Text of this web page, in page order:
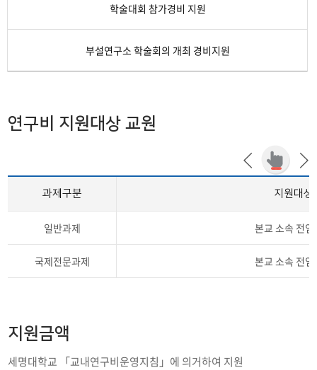
학술대회 참가경비 지원
부설연구소 학술회의 개최 경비지원
연구비 지원대상 교원
과제구분 지원대상
일반과제 본교 소속 전임
국제전문과제 본교 소속 전임
지원금액
세명대학교 「교내연구비운영지침」에 의거하여 지원